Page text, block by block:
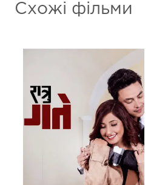
Схожі фільми